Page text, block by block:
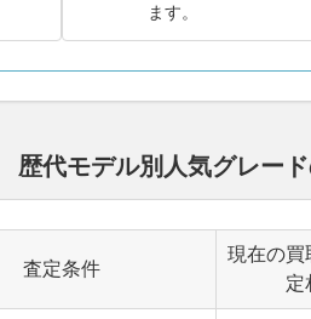
ます。
歴代モデル別人気グレー
査定条件
現在の買
定